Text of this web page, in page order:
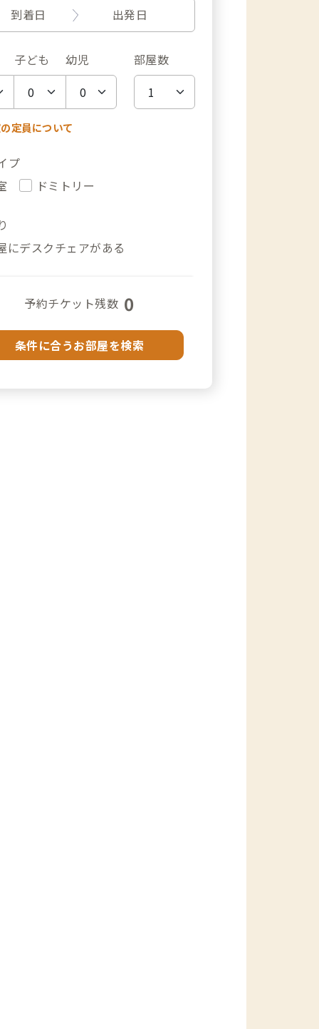
到着日 出発日
子ども 幼児 部屋数
定員について
プ
ドミトリー
にデスクチェアがある
予約チケット残数 0
条件に合うお部屋を検索